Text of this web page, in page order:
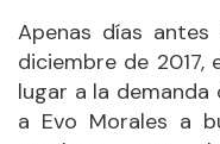
Apenas días
diciembre de 2017,
lugar a la
a Evo Morales a